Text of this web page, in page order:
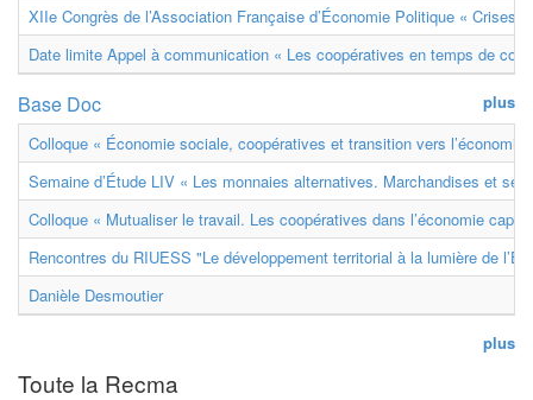
XIIe Congrès de l’Association Française d’Économie Politique « Crises
Date limite Appel à communication « Les coopératives en temps de
plus
Base Doc
Colloque « Économie sociale, coopératives et transition vers
Semaine d’Étude LIV « Les monnaies alternatives. Marchandises et
Colloque « Mutualiser le travail. Les coopératives dans l’économie
Rencontres du RIUESS "Le développement territorial à la lumière de
Danièle Desmoutier
plus
Toute la Recma